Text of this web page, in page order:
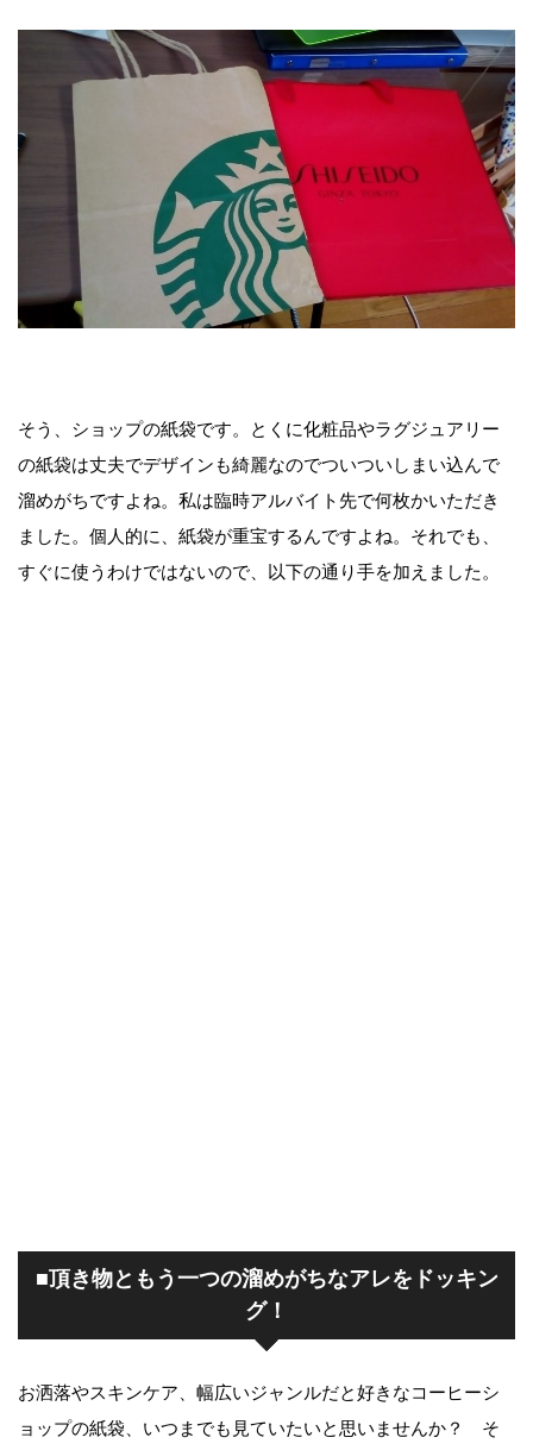
そう、ショップの紙袋です。とくに化粧品やラグジュアリー
の紙袋は丈夫でデザインも綺麗なのでついついしまい込んで
溜めがちですよね。私は臨時アルバイト先で何枚かいただき
ました。個人的に、紙袋が重宝するんですよね。それでも、
すぐに使うわけではないので、以下の通り手を加えました。
■頂き物ともう一つの溜めがちなアレをドッキン
グ！
お洒落やスキンケア、幅広いジャンルだと好きなコーヒーシ
ョップの紙袋、いつまでも見ていたいと思いませんか？ そ